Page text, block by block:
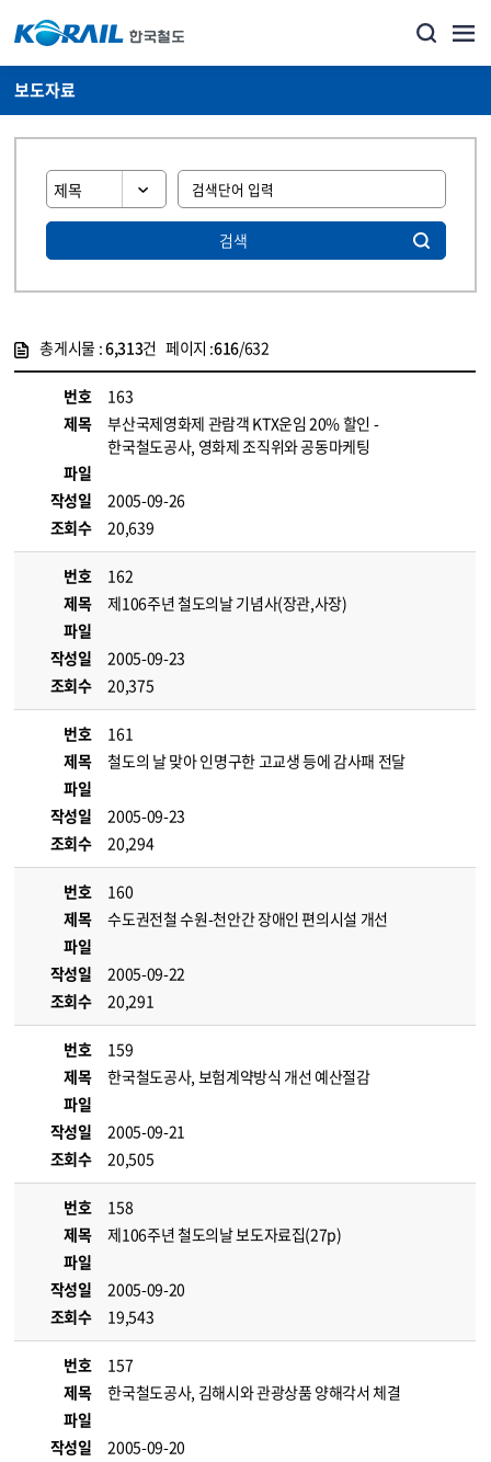
보도자료
검색
총게시물 :6,313건 페이지 :616/632
번호
163
제목
부산국제영화제 관람객 KTX운임 20% 할인 -
한국철도공사, 영화제 조직위와 공동마케팅
파일
작성일
2005-09-26
조회수
20,639
번호
162
제목
제106주년 철도의날 기념사(장관,사장)
파일
작성일
2005-09-23
조회수
20,375
번호
161
제목
철도의 날 맞아 인명구한 고교생 등에 감사패 전달
파일
작성일
2005-09-23
조회수
20,294
번호
160
제목
수도권전철 수원-천안간 장애인 편의시설 개선
파일
작성일
2005-09-22
조회수
20,291
번호
159
제목
한국철도공사, 보험계약방식 개선 예산절감
파일
작성일
2005-09-21
조회수
20,505
번호
158
제목
제106주년 철도의날 보도자료집(27p)
파일
작성일
2005-09-20
조회수
19,543
번호
157
제목
한국철도공사, 김해시와 관광상품 양해각서 체결
파일
작성일
2005-09-20